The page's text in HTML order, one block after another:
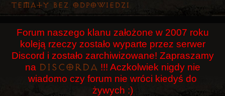
Użytkownicy
Szukaj
Rejestracja
Logowanie
Tematy bez odpowiedzi
Forum naszego klanu założone w 2007 roku
koleją rzeczy zostało wyparte przez serwer
Discord i zostało zarchiwizowane! Zapraszamy
na Discorda !!! Aczkolwiek nigdy nie
wiadomo czy forum nie wróci kiedyś do
żywych :)